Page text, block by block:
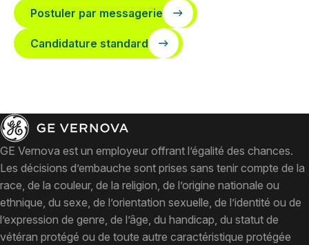
Postuler par messagerie
Candidature standard
GE Vernova est un employeur offrant l’égalité des chances.
Les décisions d’embauche sont prises sans tenir compte de la
race, de la couleur, de la religion, de l’origine nationale ou
ethnique, du sexe, de l’orientation sexuelle, de l’identité ou de
l’expression de genre, de l’âge, du handicap, du statut de
vétéran protégé ou de toute autre caractéristique protégée